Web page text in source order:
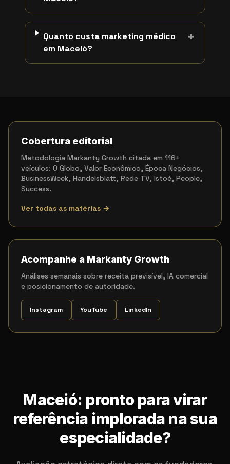
Quanto custa marketing médico
em Maceió?
+
Cobertura editorial
Metodologia Markanty Growth citada em 116+
veículos: O Globo, Valor Econômico, Época Negócios,
BusinessWeek, Handelsblatt, Rede TV, Istoé, People,
Success.
Ver todas as matérias →
Acompanhe a Markanty Growth
Análises semanais sobre receita previsível, IA comercial
e posicionamento de autoridade.
Instagram YouTube LinkedIn
Maceió: pronto para virar
referência implorada na sua
especialidade?